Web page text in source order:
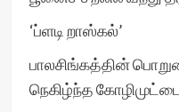
‘ப்ளடி றாஸ்கல்’
பாலசிங்கத்தின்
நெகிழ்ந்த கோழிமுட்டை